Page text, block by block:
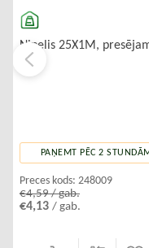
Nipelis 25X1M,
PAŅEMT PĒC 2
Preces kods: 248009
€4,59 / gab.
€4,13 / gab.